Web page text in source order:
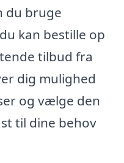
du bruge
kan bestille op
tilbud fra
dig mulighed
og vælge den
til dine behov